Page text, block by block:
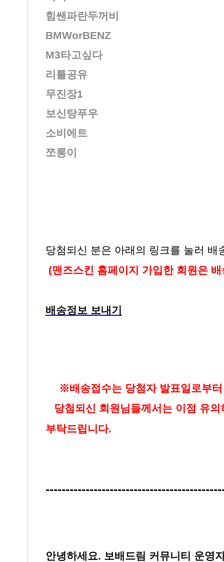
힘쌘파란두꺼비
BMWorBENZ
M3타고싶다
리틀공유
무진장1
보신탕푸우
소비에트
쪼롱이
당첨되신 분은 아래의 링크를 눌러 배
(맨즈스킨 홈페이지 가입한 회원은
배송정보 보내기
※배송접수는 당첨자 발표일로부
당첨되신 회원님들께서는 이점 유
부탁드립니다.
안녕하세요. 보배드림 커뮤니티 운영